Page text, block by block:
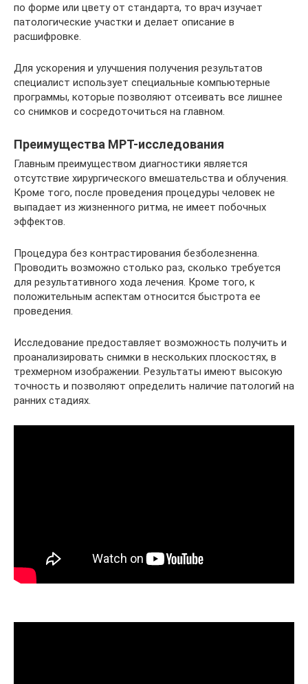
по форме или цвету от стандарта, то врач изучает
патологические участки и делает описание в
расшифровке.
Для ускорения и улучшения получения результатов
специалист использует специальные компьютерные
программы, которые позволяют отсеивать все лишнее
со снимков и сосредоточиться на главном.
Преимущества МРТ-исследования
Главным преимуществом диагностики является
отсутствие хирургического вмешательства и облучения.
Кроме того, после проведения процедуры человек не
выпадает из жизненного ритма, не имеет побочных
эффектов.
Процедура без контрастирования безболезненна.
Проводить возможно столько раз, сколько требуется
для результативного хода лечения. Кроме того, к
положительным аспектам относится быстрота ее
проведения.
Исследование предоставляет возможность получить и
проанализировать снимки в нескольких плоскостях, в
трехмерном изображении. Результаты имеют высокую
точность и позволяют определить наличие патологий на
ранних стадиях.